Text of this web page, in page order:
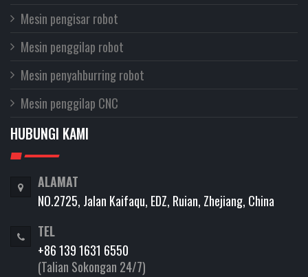
Mesin pengisar robot
Mesin penggilap robot
Mesin penyahburring robot
Mesin penggilap CNC
HUBUNGI KAMI
ALAMAT
NO.2725, Jalan Kaifaqu, EDZ, Ruian, Zhejiang, China
TEL
+86 139 1631 6550
(Talian Sokongan 24/7)